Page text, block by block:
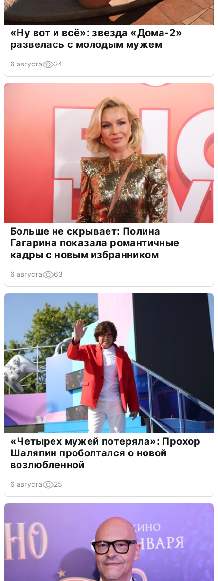
«Ну вот и всё»: звезда «Дома-2»
развелась с молодым мужем
6 августа 24
Больше не скрывает: Полина
Гагарина показала романтичные
кадры с новым избранником
6 августа 63
«Четырех мужей потеряла»: Прохор
Шаляпин проболтался о новой
возлюбленной
6 августа 25